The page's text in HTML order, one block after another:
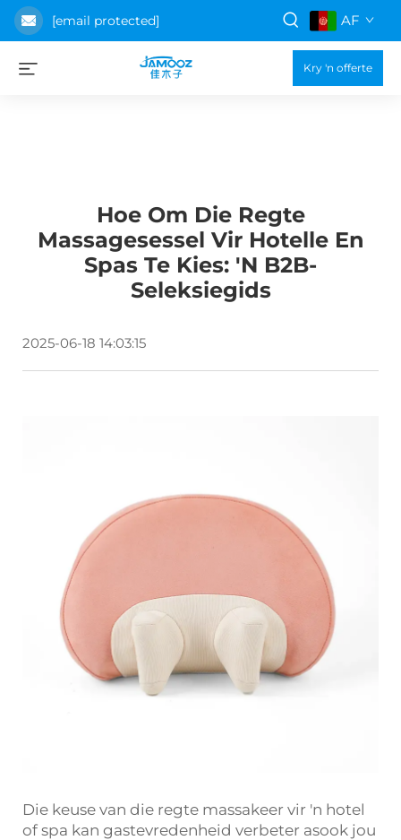
[email protected] AF
Kry 'n offerte
Hoe Om Die Regte
Massagesessel Vir Hotelle En
Spas Te Kies: 'n B2B-
Seleksiegids
2025-06-18 14:03:15
Die keuse van die regte massakeer vir 'n hotel
of spa kan gastevredenheid verbeter asook jou